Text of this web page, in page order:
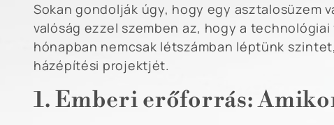
Sokan gondolják úgy, hogy egy asztalosüzem
valóság ezzel szemben az, hogy a
hónapban nemcsak létszámban léptünk
házépítési projektjét.
1. Emberi erőforrás: